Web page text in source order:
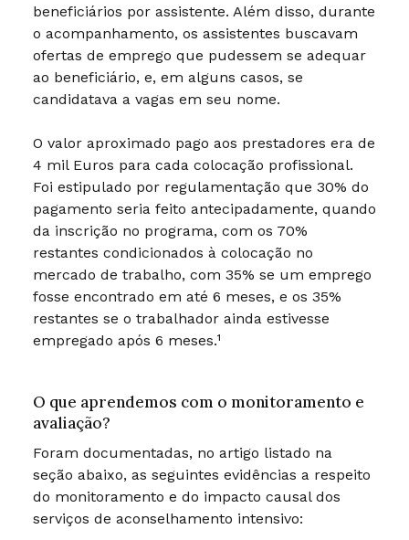
beneficiários por assistente. Além disso, durante
o acompanhamento, os assistentes buscavam
ofertas de emprego que pudessem se adequar
ao beneficiário, e, em alguns casos, se
candidatava a vagas em seu nome.
O valor aproximado pago aos prestadores era de
4 mil Euros para cada colocação profissional.
Foi estipulado por regulamentação que 30% do
pagamento seria feito antecipadamente, quando
da inscrição no programa, com os 70%
restantes condicionados à colocação no
mercado de trabalho, com 35% se um emprego
fosse encontrado em até 6 meses, e os 35%
restantes se o trabalhador ainda estivesse
empregado após 6 meses.¹
O que aprendemos com o monitoramento e
avaliação?
Foram documentadas, no artigo listado na
seção abaixo, as seguintes evidências a respeito
do monitoramento e do impacto causal dos
serviços de aconselhamento intensivo: